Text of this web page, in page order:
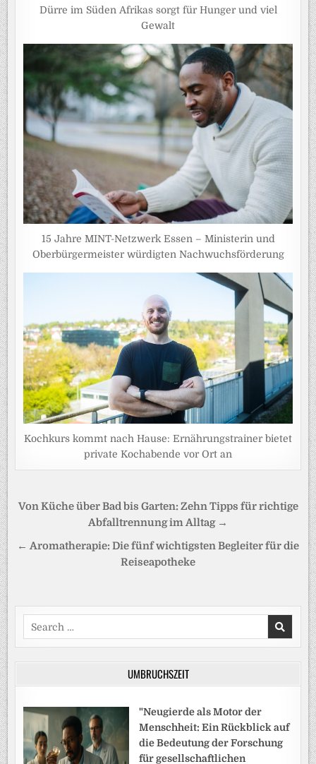
Dürre im Süden Afrikas sorgt für Hunger und viel
Gewalt
15 Jahre MINT-Netzwerk Essen – Ministerin und
Oberbürgermeister würdigten Nachwuchsförderung
Kochkurs kommt nach Hause: Ernährungstrainer bietet
private Kochabende vor Ort an
Beitragsnavigation
Von Küche über Bad bis Garten: Zehn Tipps für richtige
Abfalltrennung im Alltag →
← Aromatherapie: Die fünf wichtigsten Begleiter für die
Reiseapotheke
Search
for:
UMBRUCHSZEIT
"Neugierde als Motor der
Menschheit: Ein Rückblick auf
die Bedeutung der Forschung
für gesellschaftlichen